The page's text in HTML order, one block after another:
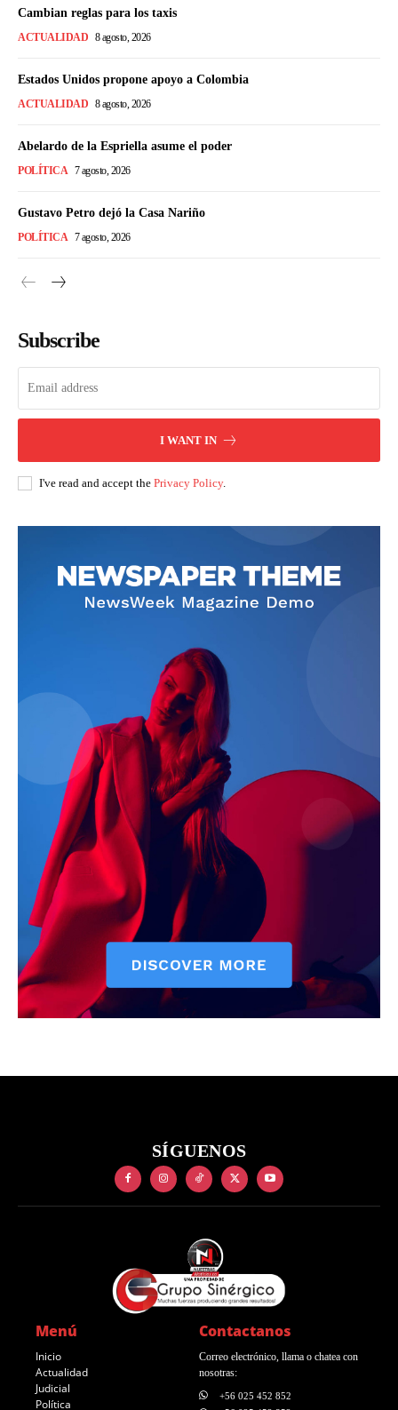
Cambian reglas para los taxis
ACTUALIDAD 8 agosto, 2026
Estados Unidos propone apoyo a Colombia
ACTUALIDAD 8 agosto, 2026
Abelardo de la Espriella asume el poder
POLÍTICA 7 agosto, 2026
Gustavo Petro dejó la Casa Nariño
POLÍTICA 7 agosto, 2026
Subscribe
I WANT IN
I've read and accept the Privacy Policy.
SÍGUENOS
Menú
Inicio
Actualidad
Judicial
Política
Contactanos
Correo electrónico, llama o chatea con
nosotras:
+56 025 452 852